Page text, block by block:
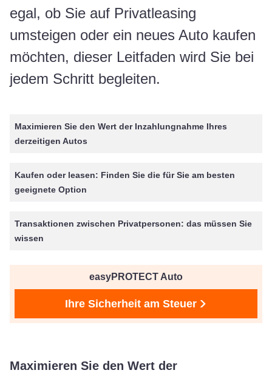
egal, ob Sie auf Privatleasing
umsteigen oder ein neues Auto kaufen
möchten, dieser Leitfaden wird Sie bei
jedem Schritt begleiten.
Maximieren Sie den Wert der Inzahlungnahme Ihres
derzeitigen Autos
Kaufen oder leasen: Finden Sie die für Sie am besten
geeignete Option
Transaktionen zwischen Privatpersonen: das müssen Sie
wissen
easyPROTECT Auto
Ihre Sicherheit am Steuer
Maximieren Sie den Wert der